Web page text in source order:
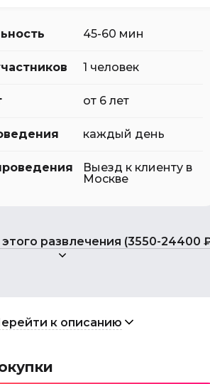
45-60 мин
1 человек
от 6 лет
каждый день
Выезд к клиенту в
Москве
развлечения (3550-24400
к описанию